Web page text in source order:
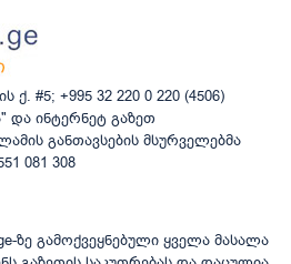
#5; +995 32 220 0 220 (4506)
და ინტერნეტ გაზეთ
განთავსების მსურველებმა
081 308
ზე გამოქვეყნებული ყველა მასალა